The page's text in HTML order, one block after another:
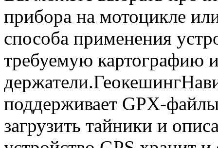
прибора на мотоцикле
способа применения
требуемую картографию
поддерживает GPX-
загрузить тайники и